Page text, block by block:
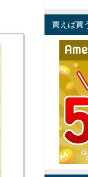
買えば買